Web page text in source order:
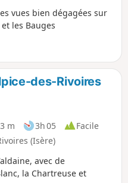
vues bien dégagées sur
les Bauges
des-Rivoires
m 3h 05
Facile
(Isère)
avec de
la Chartreuse et